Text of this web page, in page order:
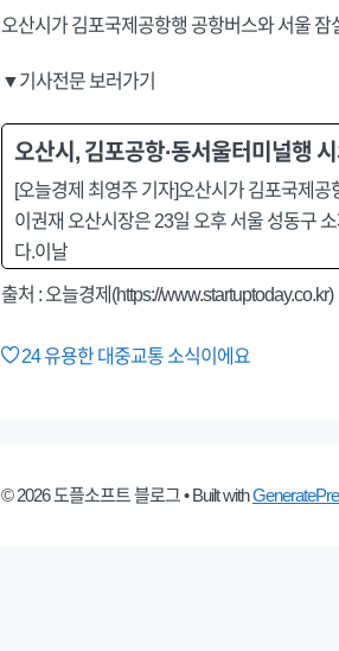
오산시가 김포국제공항행 공항버스와 서울
▼기사전문 보러가기
오산시, 김포공항·동서울터미널행
[오늘경제 최영주 기자]오산시가 김포국제
이권재 오산시장은 23일 오후 서울 성동구
다.이날
출처 : 오늘경제(https://www.startuptoday.co.kr)
24유용한 대중교통 소식이에요
© 2026 도플소프트 블로그• Built with